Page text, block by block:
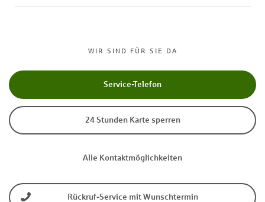
WIR SIND FÜR SIE DA
Service-Telefon
24 Stunden Karte sperren
Alle Kontaktmöglichkeiten
Rückruf-Service mit Wunschtermin